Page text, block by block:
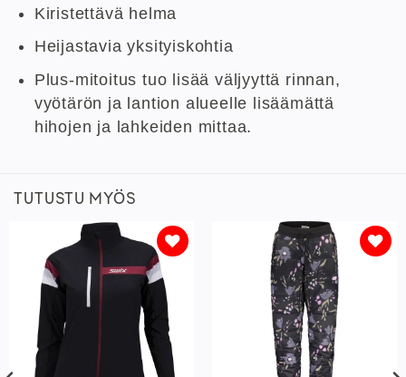
Kiristettävä helma
Heijastavia yksityiskohtia
Plus-mitoitus tuo lisää väljyyttä rinnan,
vyötärön ja lantion alueelle lisäämättä
hihojen ja lahkeiden mittaa.
TUTUSTU MYÖS
Lisää
toivelistaan
Lisää
toivelistaan